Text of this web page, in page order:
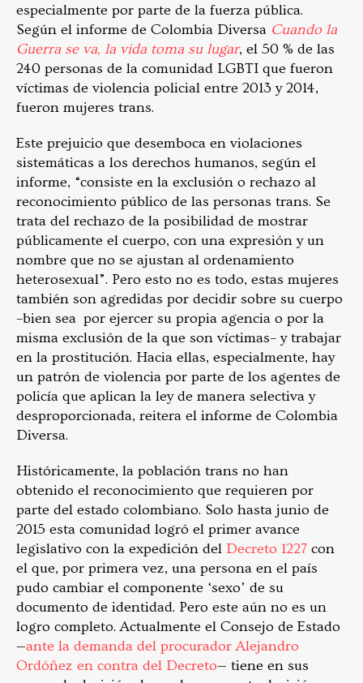
especialmente por parte de la fuerza pública.
Según el informe de Colombia Diversa Cuando la
Guerra se va, la vida toma su lugar, el 50 % de las
240 personas de la comunidad LGBTI que fueron
víctimas de violencia policial entre 2013 y 2014,
fueron mujeres trans.
Este prejuicio que desemboca en violaciones
sistemáticas a los derechos humanos, según el
informe, “consiste en la exclusión o rechazo al
reconocimiento público de las personas trans. Se
trata del rechazo de la posibilidad de mostrar
públicamente el cuerpo, con una expresión y un
nombre que no se ajustan al ordenamiento
heterosexual”. Pero esto no es todo, estas mujeres
también son agredidas por decidir sobre su cuerpo
–bien sea por ejercer su propia agencia o por la
misma exclusión de la que son víctimas– y trabajar
en la prostitución. Hacia ellas, especialmente, hay
un patrón de violencia por parte de los agentes de
policía que aplican la ley de manera selectiva y
desproporcionada, reitera el informe de Colombia
Diversa.
Históricamente, la población trans no han
obtenido el reconocimiento que requieren por
parte del estado colombiano. Solo hasta junio de
2015 esta comunidad logró el primer avance
legislativo con la expedición del Decreto 1227 con
el que, por primera vez, una persona en el país
pudo cambiar el componente ‘sexo’ de su
documento de identidad. Pero este aún no es un
logro completo. Actualmente el Consejo de Estado
—ante la demanda del procurador Alejandro
Ordóñez en contra del Decreto— tiene en sus